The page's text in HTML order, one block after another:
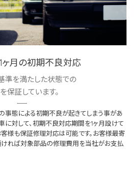
ヶ月の初期不良対応
準を満たした状態での
保証しています。
事態による初期不良が起きてしまう事があ
に対して、初期不良対応期間を1ヶ月設けて
客様も保証修理対応は可能です。お客様最寄
れば対象部品の修理費用を当社がお支払